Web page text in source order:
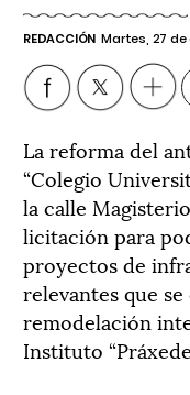
REDACCIÓN Martes, 27 de
La reforma del
“Colegio
la calle
licitación para
proyectos de
relevantes que
remodelación
Instituto